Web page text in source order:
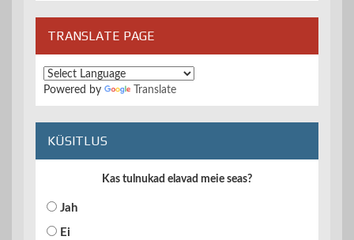
TRANSLATE PAGE
Powered by Translate
KÜSITLUS
Kas tulnukad elavad meie seas?
Jah
Ei